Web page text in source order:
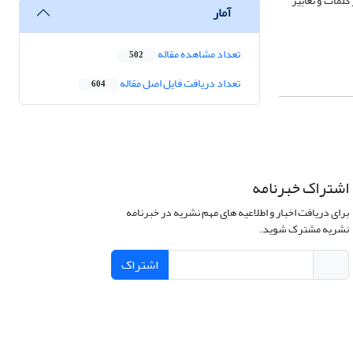
آمار
تعداد مشاهده مقاله 502
تعداد دریافت فایل اصل مقاله 604
اشتراک خبرنامه
برای دریافت اخبار و اطلاعیه های مهم نشریه در خبرنامه
نشریه مشترک شوید.
اشتراک